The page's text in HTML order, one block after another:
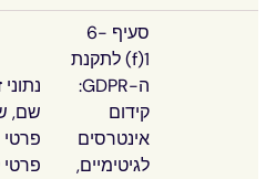
סעיף 6-
1(f) לתקנת
ה-GDPR:
קידום
אינטרסים
לגיטימיים,
נתוני
שם,
פרטי